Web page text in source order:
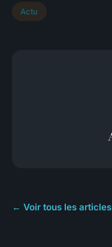
Actu
← Voir tous les